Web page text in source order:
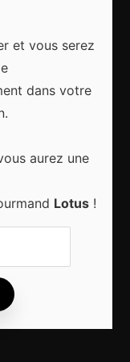
Noël 2024
et vous serez
dans votre
aurez une
Lotus !